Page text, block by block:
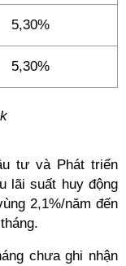
5,30%
5,30%
tư và Phát triển
lãi suất huy động
2,1%/năm đến
chưa ghi nhận